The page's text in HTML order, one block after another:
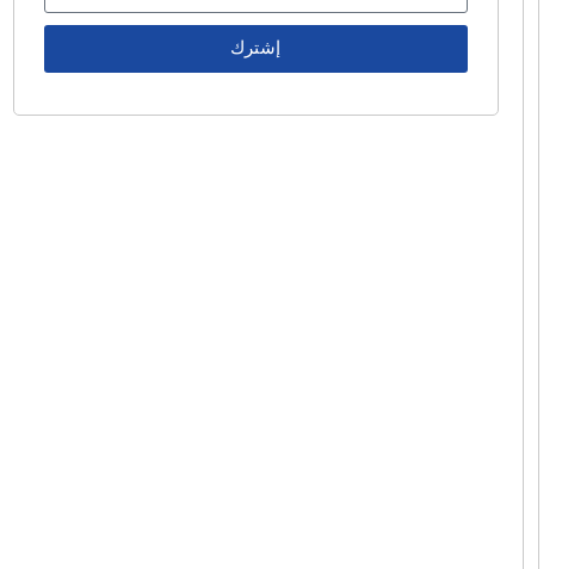
إشترك